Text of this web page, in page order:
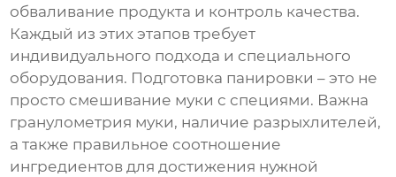
обваливание продукта и контроль качества.
Каждый из этих этапов требует
индивидуального подхода и специального
оборудования. Подготовка панировки – это не
просто смешивание муки с специями. Важна
гранулометрия муки, наличие разрыхлителей,
а также правильное соотношение
ингредиентов для достижения нужной